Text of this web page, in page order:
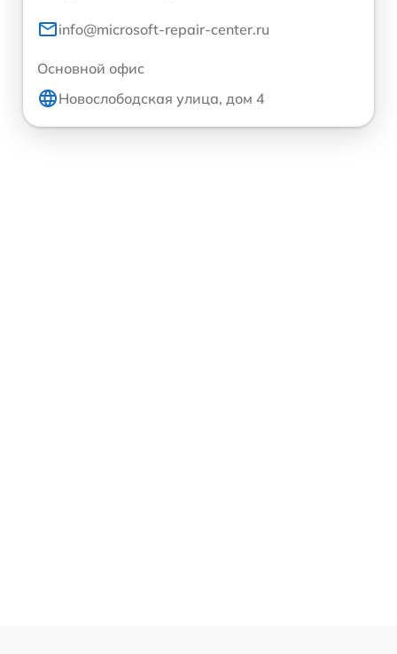
info@microsoft-repair-center.ru
Основной офис
Новослободская улица, дом 4